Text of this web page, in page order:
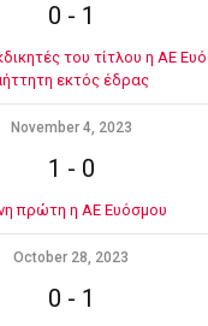
0 - 1
του τίτλου η ΑΕ
εκτός έδρας
November 4, 2023
1 - 0
πρώτη η ΑΕ Ευόσμου
October 28, 2023
0 - 1